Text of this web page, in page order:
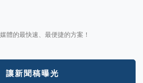
體的最快速、最便捷的方案！
讓新聞稿曝光